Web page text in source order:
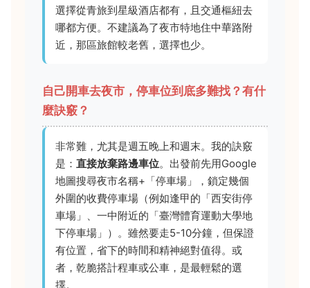
選擇從青旅到星級酒店都有，且交通樞紐去
哪都方便。不建議為了夜市特地住中華路附
近，那區旅館較老舊，選擇也少。
自己開車去夜市，停車位到底多難找？有什
麼訣竅？
非常難，尤其是週五晚上和週末。我的訣竅
是： 直接放棄路邊車位。出發前先用Google
地圖搜尋夜市名稱+「停車場」，鎖定幾個
外圍的收費停車場（例如逢甲的「西安街停
車場」、一中附近的「臺灣體育運動大學地
下停車場」）。雖然要走5-10分鐘，但保證
有位置，省下的時間和精神絕對值得。或
者，乾脆搭計程車或公車，是最輕鬆的選
擇。